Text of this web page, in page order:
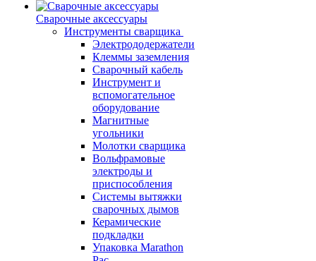
Сварочные аксессуары
Инструменты сварщика
Электрододержатели
Клеммы заземления
Сварочный кабель
Инструмент и
вспомогательное
оборудование
Магнитные
угольники
Молотки сварщика
Вольфрамовые
электроды и
приспособления
Системы вытяжки
сварочных дымов
Керамические
подкладки
Упаковка Marathon